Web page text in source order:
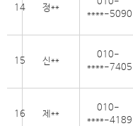
14 정**
****-5090
15 신**
010-
****-7405
16 제**
010-
****-4189